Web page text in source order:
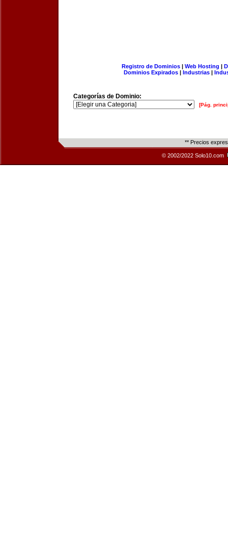
Registro de Dominios| Web Hosting |
Dominios Expirados | Industrias |
Categorías de Dominio:
[Pág.
** Precios
© 2002/2022 Solo10.com